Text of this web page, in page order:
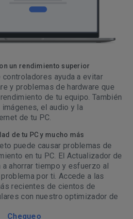
un rendimiento superior
controladores ayuda a evitar
y problemas de hardware que
de tu equipo. También
el audio y la
de tu PC.
de tu PC y mucho más
puede causar problemas de
en tu PC. El Actualizador de
ahorrar tiempo y esfuerzo al
por ti. Accede a las
recientes de cientos de
con nuestro optimizador de
Chequeo